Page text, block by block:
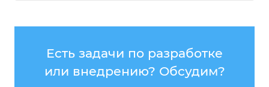
Есть задачи по разработке
или внедрению? Обсудим?